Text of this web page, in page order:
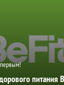
питания